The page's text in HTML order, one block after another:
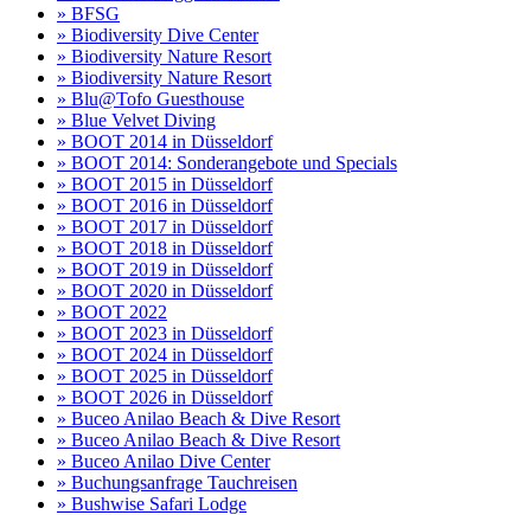
» BFSG
» Biodiversity Dive Center
» Biodiversity Nature Resort
» Biodiversity Nature Resort
» Blu@Tofo Guesthouse
» Blue Velvet Diving
» BOOT 2014 in Düsseldorf
» BOOT 2014: Sonderangebote und Specials
» BOOT 2015 in Düsseldorf
» BOOT 2016 in Düsseldorf
» BOOT 2017 in Düsseldorf
» BOOT 2018 in Düsseldorf
» BOOT 2019 in Düsseldorf
» BOOT 2020 in Düsseldorf
» BOOT 2022
» BOOT 2023 in Düsseldorf
» BOOT 2024 in Düsseldorf
» BOOT 2025 in Düsseldorf
» BOOT 2026 in Düsseldorf
» Buceo Anilao Beach & Dive Resort
» Buceo Anilao Beach & Dive Resort
» Buceo Anilao Dive Center
» Buchungsanfrage Tauchreisen
» Bushwise Safari Lodge